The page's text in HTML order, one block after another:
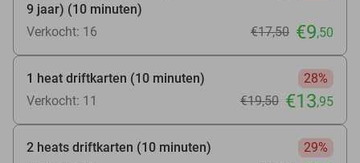
9 jaar) (10 minuten)
Verkocht: 16 €17,50 €9,50
1 heat driftkarten (10 minuten)
28%
Verkocht: 11
€19,50 €13,95
2 heats driftkarten (10 minuten)
29%